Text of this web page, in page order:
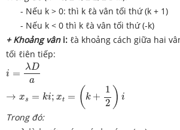
- Nếu k > 0: thì k ℓà vân tối thứ (k + 1)
- Nếu k < 0 thì k ℓà vân tối thứ (-k)
+ Khoảng vâni: ℓà khoảng cách giữa hai
tối ℓiên tiếp:
i =
λD
a
i=λ Da
→ xs = ki; xt = ( k +
1
2 ) i
=k 2)
Trong đó: